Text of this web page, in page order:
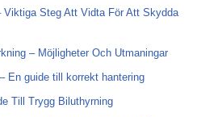
Viktiga Steg Att Vidta För Att Skydda
– Möjligheter Och Utmaningar
En guide till korrekt hantering
Till Trygg Biluthyrning